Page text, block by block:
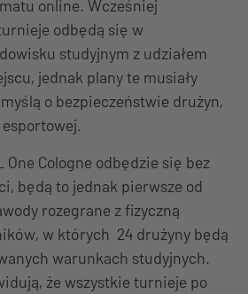
online. Wcześniej
odbędą się w
studyjnym z udziałem
jednak plany te musiały
o bezpieczeństwie drużyn,
Cologne odbędzie się bez
będą to jednak pierwsze od
rozegrane z fizyczną
w których 24 drużyny będą
warunkach studyjnych.
że wszystkie turnieje po